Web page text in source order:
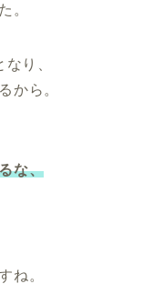
。
り、
から。
な、
ね。